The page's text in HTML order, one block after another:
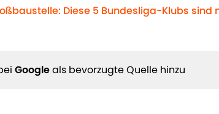
Diese 5 Bundesliga-Klubs sind
Googleals bevorzugte Quelle hinzu